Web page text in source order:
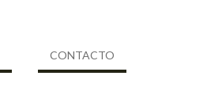
CONTACTO